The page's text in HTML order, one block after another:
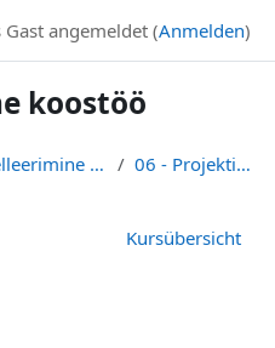
Gast angemeldet (Anmelden)
koostöö
Ehitusinfo modelleerimine (BIM) (EHE011) - R. Puust 06 - Projektipõhine koostöö
Kursübersicht